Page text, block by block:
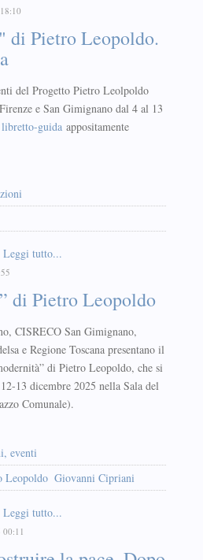
di Pietro Leopoldo.
del Progetto Pietro Leolpoldo
e San Gimignano dal 4 al 13
libretto-guidaappositamente
Leggi tutto...
di Pietro Leopoldo
CISRECO San Gimignano,
e Regione Toscana presentano il
di Pietro Leopoldo, che si
13 dicembre 2025 nella Sala del
Comunale).
eventi
Leopoldo Giovanni Cipriani
Leggi tutto...